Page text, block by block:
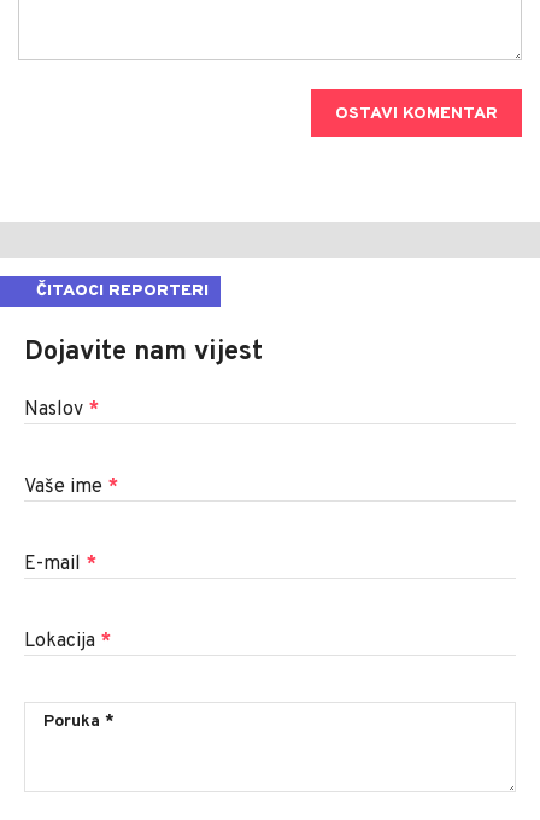
OSTAVI KOMENTAR
ČITAOCI REPORTERI
Dojavite nam vijest
Naslov *
Vaše ime *
E-mail *
Lokacija *